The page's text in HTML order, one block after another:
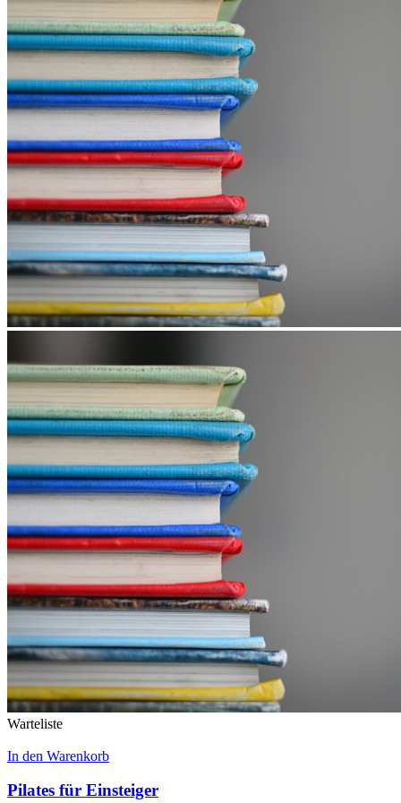
Warteliste
In den Warenkorb
Pilates für Einsteiger